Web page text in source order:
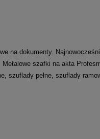
na dokumenty.
szafki na akta
szuflady pełne, szuflady